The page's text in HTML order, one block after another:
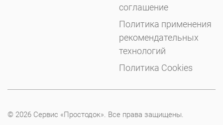
соглашение
Политика применения
рекомендательных
технологий
Политика Cookies
© 2026 Сервис «Простодок». Все права защищены.